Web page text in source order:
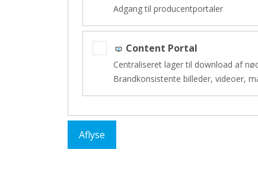
Adgang til producentportaler
Content Portal
Centraliseret lager til download af
Brandkonsistente billeder, videoer,
Aflyse